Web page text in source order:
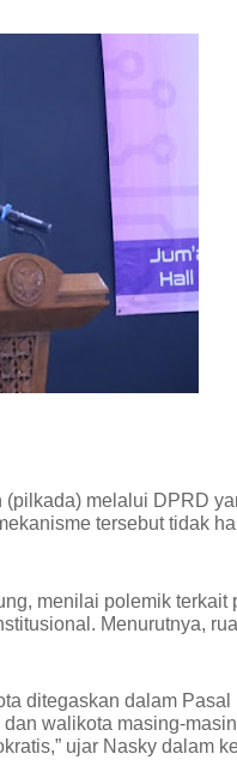
melalui DPRD
tersebut tidak
menilai polemik terkait
Menurutnya,
ditegaskan dalam
walikota masing-
ujar Nasky dalam